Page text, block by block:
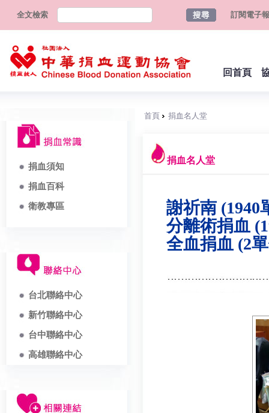
全文檢索 訂閱電子報
回首頁
捐血須知
捐血百科
衛教專區
台北聯絡中心
新竹聯絡中心
台中聯絡中心
高雄聯絡中心
首頁 捐血名人堂
捐血名人堂
謝祈南 (1940
分離術捐血
全血捐血 (2